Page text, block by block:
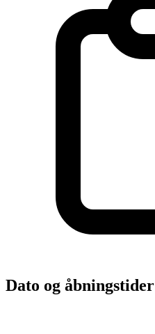
Dato og åbningstider